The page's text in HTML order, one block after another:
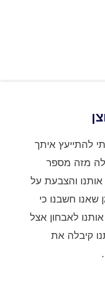
להתייעץ איתך
מזה מספר
והצבעת על
שאנו חשבנו כי
לאבחון אצל
קיבלה את